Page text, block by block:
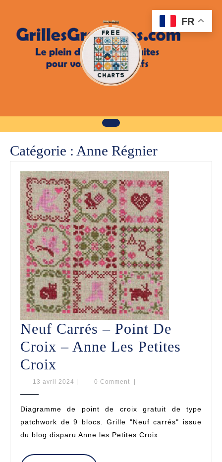
Catégorie : Anne Régnier
Neuf Carrés – Point De
Croix – Anne Les Petites
Croix
Carrés
Point
De
Croix
13 avril 2024 13
0 Comment
Diagramme de point de croix gratuit de type
patchwork de 9 blocs. Grille "Neuf carrés" issue
du blog disparu Anne les Petites Croix.
FR